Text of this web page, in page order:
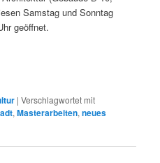
Samstag und Sonntag
geöffnet.
|Verschlagwortet mit
,Masterarbeiten,neues